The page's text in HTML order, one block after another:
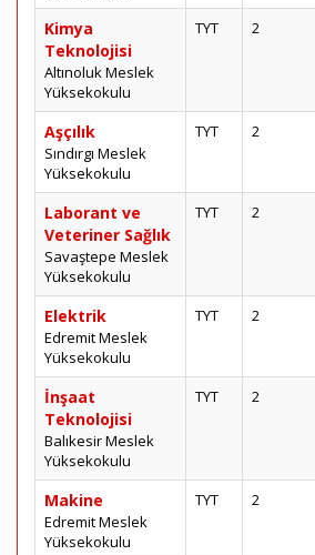
Kimya
Teknolojisi
Altınoluk Meslek
Yüksekokulu
TYT 2
Aşçılık
Sındırgı Meslek
Yüksekokulu
TYT 2
Laborant ve
Veteriner Sağlık
Savaştepe Meslek
Yüksekokulu
TYT 2
Elektrik
Edremit Meslek
Yüksekokulu
TYT 2
İnşaat
Teknolojisi
Balıkesir Meslek
Yüksekokulu
TYT 2
Makine
Edremit Meslek
Yüksekokulu
TYT 2